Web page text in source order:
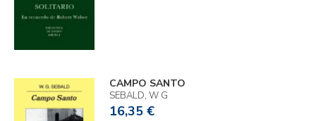
CAMPO SANTO
SEBALD, W G
16,35 €